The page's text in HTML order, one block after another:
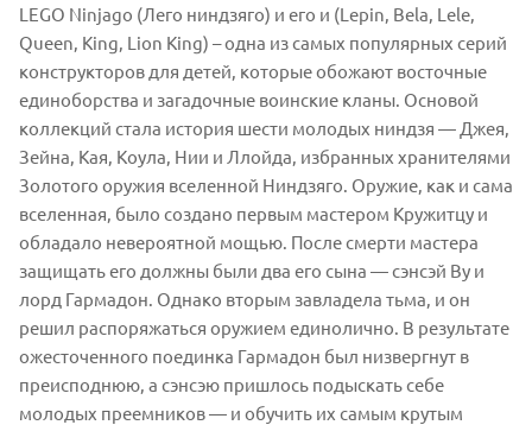
LEGO Ninjago (Лего ниндзяго) и его и (Lepin, Bela, Lele,
Queen, King, Lion King) – одна из самых популярных серий
конструкторов для детей, которые обожают восточные
единоборства и загадочные воинские кланы. Основой
коллекций стала история шести молодых ниндзя — Джея,
Зейна, Кая, Коула, Нии и Ллойда, избранных хранителями
Золотого оружия вселенной Ниндзяго. Оружие, как и сама
вселенная, было создано первым мастером Кружитцу и
обладало невероятной мощью. После смерти мастера
защищать его должны были два его сына — сэнсэй Ву и
лорд Гармадон. Однако вторым завладела тьма, и он
решил распоряжаться оружием единолично. В результате
ожесточенного поединка Гармадон был низвергнут в
преисподнюю, а сэнсэю пришлось подыскать себе
молодых преемников — и обучить их самым крутым